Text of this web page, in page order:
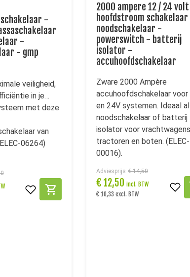
-
-
- gmp
veiligheid,
in je
met deze
van
06264)
2000 ampere 12 / 24 volt
hoofdstroom
noodschakelaar -
powerswitch - batterij
isolator -
accuhoofdschakelaar
Zware 2000 Ampère
accuhoofdschakelaar voor
en 24V systemen. Ideaal
noodschakelaar of batterij
isolator voor
tractoren en boten. (ELEC-
00016).
Adviesprijs € 14,50
€ 12,50 incl. BTW
€ 10,33 excl. BTW